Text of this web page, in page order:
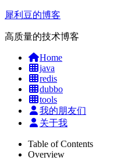
犀利豆的博客
高质量的技术博客
Home
java
redis
dubbo
tools
我的朋友们
关于我
Table of Contents
Overview